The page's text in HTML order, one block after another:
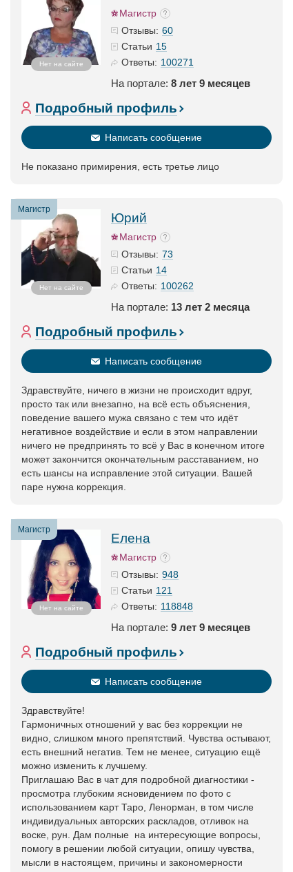
Нет на сайте
Магистр
Отзывы: 60
Статьи 15
Ответы: 100271
На портале: 8 лет 9 месяцев
Подробный профиль
Написать сообщение
Не показано примирения, есть третье лицо
Магистр
Нет на сайте
Юрий
Магистр
Отзывы: 73
Статьи 14
Ответы: 100262
На портале: 13 лет 2 месяца
Подробный профиль
Написать сообщение
Здравствуйте, ничего в жизни не происходит вдруг,
просто так или внезапно, на всё есть объяснения,
поведение вашего мужа связано с тем что идёт
негативное воздействие и если в этом направлении
ничего не предпринять то всё у Вас в конечном итоге
может закончится окончательным расставанием, но
есть шансы на исправление этой ситуации. Вашей
паре нужна коррекция.
Магистр
Нет на сайте
Елена
Магистр
Отзывы: 948
Статьи 121
Ответы: 118848
На портале: 9 лет 9 месяцев
Подробный профиль
Написать сообщение
Здравствуйте!
Гармоничных отношений у вас без коррекции не
видно, слишком много препятствий. Чувства остывают,
есть внешний негатив. Тем не менее, ситуацию ещё
можно изменить к лучшему.
Приглашаю Вас в чат для подробной диагностики -
просмотра глубоким ясновидением по фото с
использованием карт Таро, Ленорман, в том числе
индивидуальных авторских раскладов, отливок на
воске, рун. Дам полные на интересующие вопросы,
помогу в решении любой ситуации, опишу чувства,
мысли в настоящем, причины и закономерности